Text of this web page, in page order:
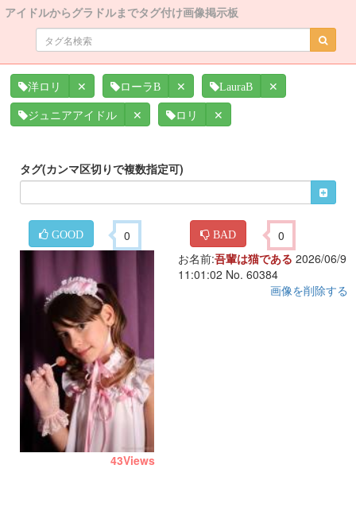
アイドルからグラドルまでタグ付け画像掲示板
洋ロリ ✕ ローラB ✕ LauraB ✕
ジュニアアイドル ✕ ロリ ✕
タグ(カンマ区切りで複数指定可)
GOOD 0 BAD 0
43Views
お名前:吾輩は猫である 2026/06/9
11:01:02 No. 60384
画像を削除する